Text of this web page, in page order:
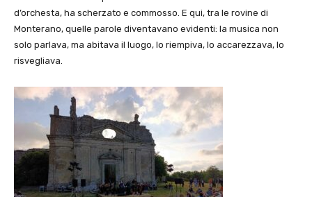
d’orchesta, ha scherzato e commosso. E qui, tra le rovine di
Monterano, quelle parole diventavano evidenti: la musica non
solo parlava, ma abitava il luogo, lo riempiva, lo accarezzava, lo
risvegliava.